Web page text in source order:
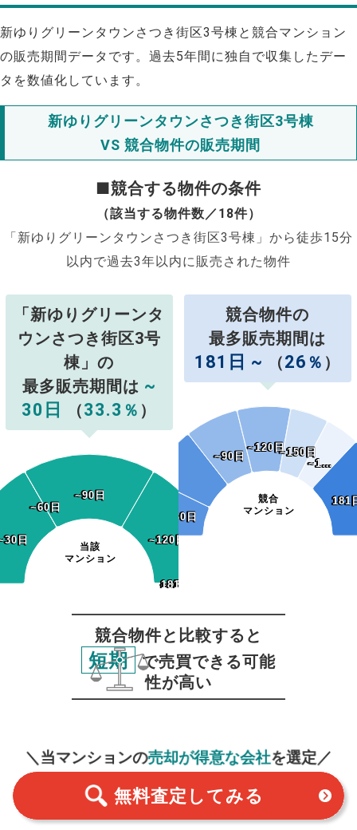
新ゆりグリーンタウンさつき街区3号棟と競合マンション
の販売期間データです。過去5年間に独自で収集したデー
タを数値化しています。
新ゆりグリーンタウンさつき街区3号棟
VS 競合物件の販売期間
■競合する物件の条件
（該当する物件数／18件）
「新ゆりグリーンタウンさつき街区3号棟」から徒歩15分
以内で過去3年以内に販売された物件
「新ゆりグリーンタ
ウンさつき街区3号
棟」の
最多販売期間は ~
30日
（33.3 ％ ）
当該
マンション
日
日
~60日
~60日
~90日
~90日
~120日
~120日
~150日
~150日
~180日
~180日
181日~
181日~
競合物件の
最多販売期間は
181日 ~ （26 ％ ）
競合
マンション
~30日
~30日
~90日
~90日
~120日
~120日~150日
~150日
~1…
~1…
181
181
競合物件と比較すると
短期
で売買できる可能
性が高い
＼当マンションの売却が得意な会社を選定／
無料査定 してみる